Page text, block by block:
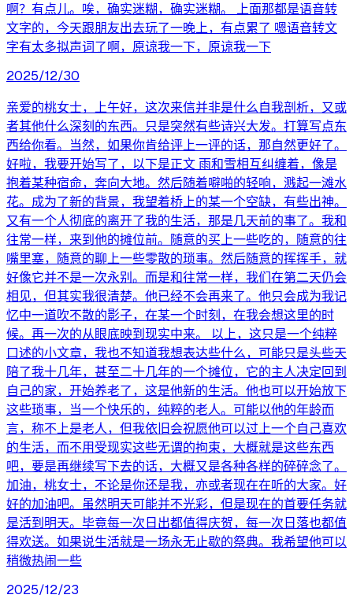
啊？有点儿。唉，确实迷糊，确实迷糊。 上面那都是语音转
文字的，今天跟朋友出去玩了一晚上，有点累了 嗯语音转文
字有太多拟声词了啊，原谅我一下，原谅我一下
2025/12/30
亲爱的桃女士，上午好，这次来信并非是什么自我剖析，又或
者其他什么深刻的东西。只是突然有些诗兴大发。打算写点东
西给你看。当然，如果你肯给评上一评的话，那自然更好了。
好啦，我要开始写了，以下是正文 雨和雪相互纠缠着，像是
抱着某种宿命，奔向大地。然后随着噼啪的轻响，溅起一滩水
花。成为了新的背景，我望着桥上的某一个空缺，有些出神。
又有一个人彻底的离开了我的生活，那是几天前的事了。我和
往常一样，来到他的摊位前。随意的买上一些吃的，随意的往
嘴里塞，随意的聊上一些零散的琐事。然后随意的挥挥手，就
好像它并不是一次永别。而是和往常一样，我们在第二天仍会
相见，但其实我很清楚。他已经不会再来了。他只会成为我记
忆中一道吹不散的影子，在某一个时刻，在我会想这里的时
候。再一次的从眼底映到现实中来。 以上，这只是一个纯粹
口述的小文章，我也不知道我想表达些什么，可能只是头些天
陪了我十几年，甚至二十几年的一个摊位，它的主人决定回到
自己的家，开始养老了，这是他新的生活。他也可以开始放下
这些琐事，当一个快乐的，纯粹的老人。可能以他的年龄而
言，称不上是老人，但我依旧会祝愿他可以过上一个自己喜欢
的生活，而不用受现实这些无谓的拘束，大概就是这些东西
吧，要是再继续写下去的话，大概又是各种各样的碎碎念了。
加油，桃女士，不论是你还是我，亦或者现在在听的大家。好
好的加油吧。虽然明天可能并不光彩，但是现在的首要任务就
是活到明天。毕竟每一次日出都值得庆贺，每一次日落也都值
得欢送。如果说生活就是一场永无止歇的祭典。我希望他可以
稍微热闹一些
2025/12/23